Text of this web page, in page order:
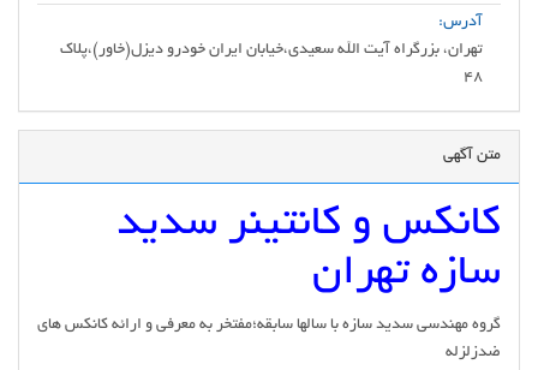
آدرس:
تهران، بزرگراه آیت الله سعیدی،خیابان ایران خودرو دیزل(خاور)،پلاک
48
متن آگهی
کانکس و کانتینر سدید
سازه تهران
گروه مهندسی سدید سازه با سالها سابقه؛مفتخر به معرفی و ارائه کانکس های
ضدزلزله